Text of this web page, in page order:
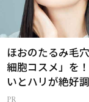
ほおのたるみ毛
細胞コスメ」を
いとハリが絶好